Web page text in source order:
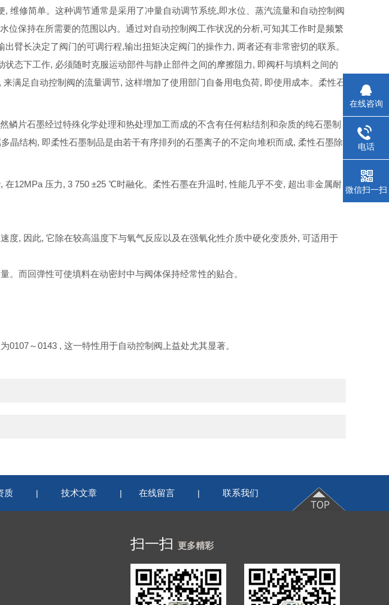
, 维修简单。这种调节通常是采用了冲量自动调节系统,即水位、蒸汽流量和自动控制阀
位保持在所需要的范围以内。通过对自动控制阀工作状况的分析,可知其工作时是频繁
出臂长决定了阀门的可调行程,输出扭矩决定阀门的操作力, 两者还有非常密切的联系。
状态下工作, 必须随时克服运动部件与静止部件之间的摩擦阻力, 即阀杆与填料之间的
, 来满足自动控制阀的流量调节, 这样增加了使用部门自备用电负荷, 即使用成本。柔性石
鳞片石墨经过特殊化学处理和热处理加工而成的不含有任何粘结剂和杂质的纯石墨制
晶结构, 即柔性石墨制品是由若干有序排列的石墨离子的不定向堆积而成, 柔性石墨除
, 在12MPa 压力, 3 750 ±25 ℃时融化。柔性石墨在升温时,性能几乎不变, 超出非金属耐
度, 因此, 它除在较高温度下与氧气反应以及在强氧化性介质中硬化变质外, 可适用于
而回弹性可使填料在动密封中与阀体保持经常性的贴合。
0107～0143 , 这一特性用于自动控制阀上益处尤其显著。
质 | 技术文章 | 在线留言 | 联系我们
扫一扫 更多精彩
在线咨询
电话
微信扫一扫